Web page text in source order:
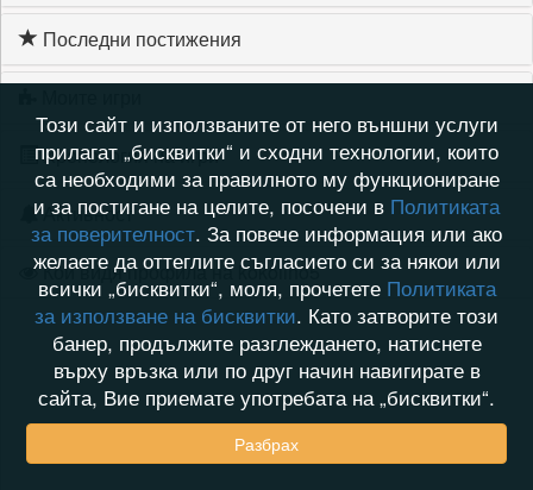
Последни постижения
Хронология на игри
Активност
Кой видя профила на kokolino5
Този сайт и използваните от него външни услуги
прилагат „бисквитки“ и сходни технологии, които
са необходими за правилното му функциониране
и за постигане на целите, посочени в Политиката
за поверителност. За повече информация или ако
желаете да оттеглите съгласието си за някои или
всички „бисквитки“, моля, прочетете Политиката
за използване на бисквитки. Като затворите този
банер, продължите разглеждането, натиснете
върху връзка или по друг начин навигирате в
сайта, Вие приемате употребата на „бисквитки“.
Разбрах